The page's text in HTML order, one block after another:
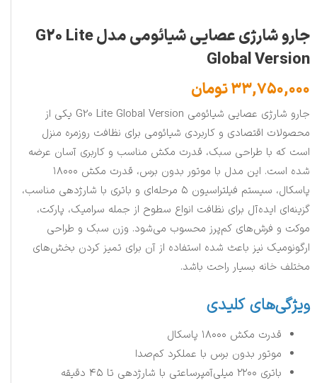
جارو شارژی عصایی شیائومی مدل G20 Lite
Global Version
۳۳,۷۵۰,۰۰۰ تومان
جارو شارژی عصایی شیائومی G20 Lite Global Version یکی از
محصولات اقتصادی و کاربردی شیائومی برای نظافت روزمره منزل
است که با طراحی سبک، قدرت مکش مناسب و کاربری آسان عرضه
شده است. این مدل با موتور بدون برس، قدرت مکش ۱۸۰۰۰
پاسکال، سیستم فیلتراسیون ۵ مرحله‌ای و باتری با شارژدهی مناسب،
گزینه‌ای ایده‌آل برای نظافت انواع سطوح از جمله سرامیک، پارکت،
موکت و فرش‌های کم‌پرز محسوب می‌شود. وزن سبک و طراحی
ارگونومیک نیز باعث شده استفاده از آن برای تمیز کردن بخش‌های
مختلف خانه بسیار راحت باشد.
ویژگی‌های کلیدی
قدرت مکش ۱۸۰۰۰ پاسکال
موتور بدون برس با عملکرد کم‌صدا
باتری ۲۲۰۰ میلی‌آمپرساعتی با شارژدهی تا ۴۵ دقیقه